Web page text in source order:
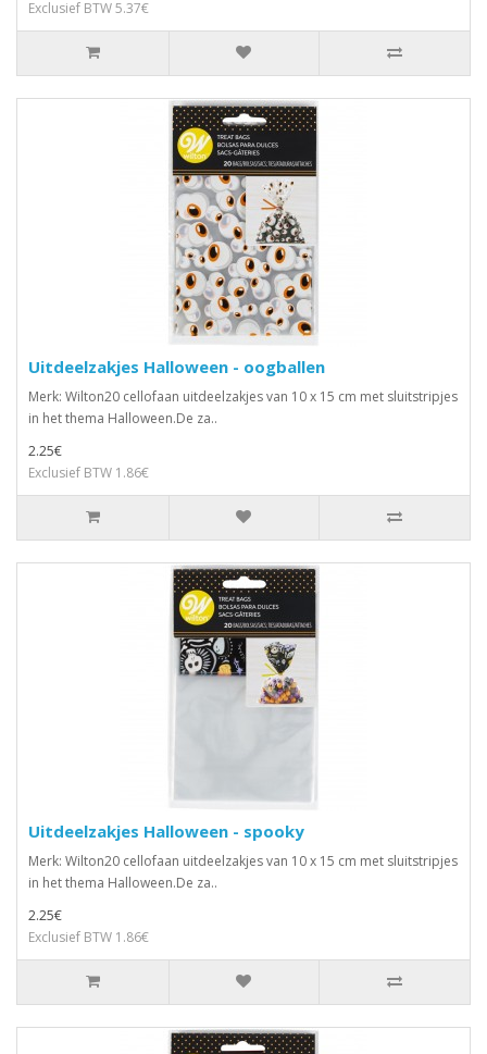
Exclusief BTW 5.37€
Uitdeelzakjes Halloween - oogballen
Merk: Wilton20 cellofaan uitdeelzakjes van 10 x 15 cm met sluitstripjes
in het thema Halloween.De za..
2.25€
Exclusief BTW 1.86€
Uitdeelzakjes Halloween - spooky
Merk: Wilton20 cellofaan uitdeelzakjes van 10 x 15 cm met sluitstripjes
in het thema Halloween.De za..
2.25€
Exclusief BTW 1.86€